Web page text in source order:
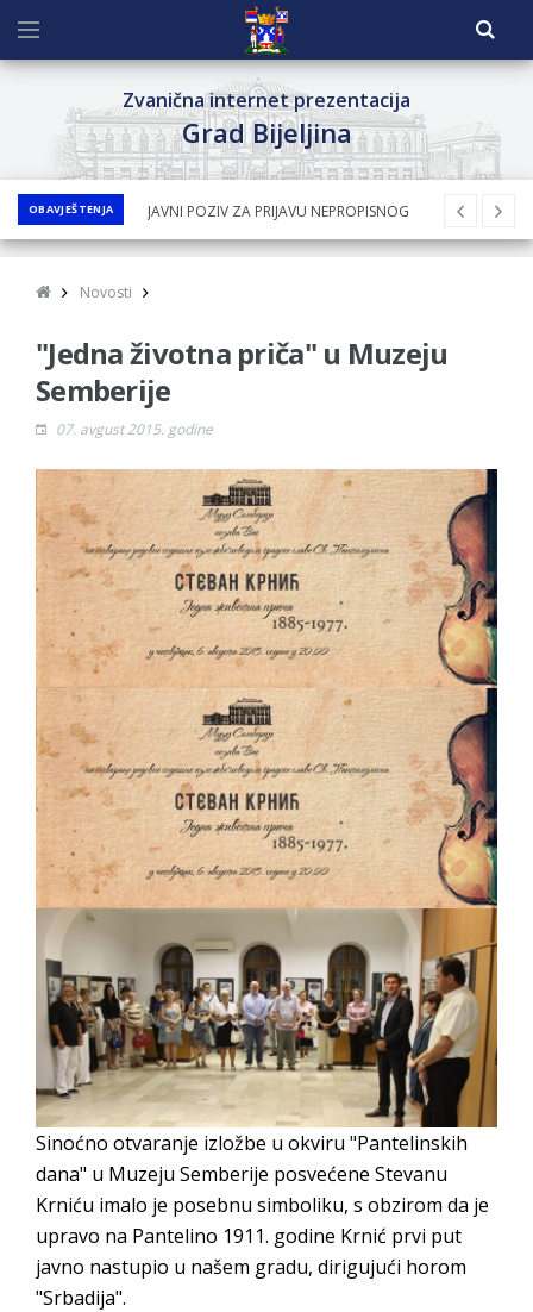
Zvanična internet prezentacija
Grad Bijeljina
OBAVJEŠTENJA
JAVNI POZIV ZA PRIJAVU NEPROPISNOG
ODLAGANjA OTPADA UZ DODJELU
BESPOVRATNIH SREDSTAVA ZA
SUFINANSIRANjE KUPOVINE SEOSKE KUĆE SA
OKUĆNICOM NA TERITORIJI GRADA BIJELjINA
ZA 2026. GODINU
Obavještenje za preduzetnika - Nenad
Nukić
PRELIMINARNA RANG LISTA KANDIDATA KOJI
SU OSTVARILI PRAVO NA GRADSKI MJESEČNI
BORAČKI DODATAK ZA DEMOBILISANE
BORCE VOJSKE REPUBLIKE SRPSKE U STANjU
SOCIJALNE POTREBE
Od 27. jula prijem zahtjeva za novčanu
pomoć za nabavku školskog pribora
osnovcima
Obrasci zahtjeva za regresirano gorivo
dostupni od 13. marta do 15. novembra
Zahtjev za izdavanje PONOSNE KARTICE
Obavještenje o zabrani saobraćaja 6. i 7.
avgusta
Obavještenje za preduzetnika - Vera Ujić
Novosti
"Jedna životna priča" u Muzeju
Semberije
07. avgust 2015. godine
Sinoćno otvaranje izložbe u okviru "Pantelinskih
dana" u Muzeju Semberije posvećene Stevanu
Krniću imalo je posebnu simboliku, s obzirom da je
upravo na Pantelino 1911. godine Krnić prvi put
javno nastupio u našem gradu, dirigujući horom
"Srbadija".